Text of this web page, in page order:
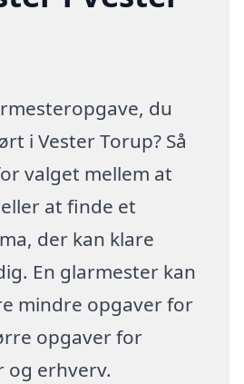
du
i Vester Torup? Så
valget mellem at
at finde et
der kan klare
En glarmester kan
mindre opgaver for
opgaver for
og erhverv.